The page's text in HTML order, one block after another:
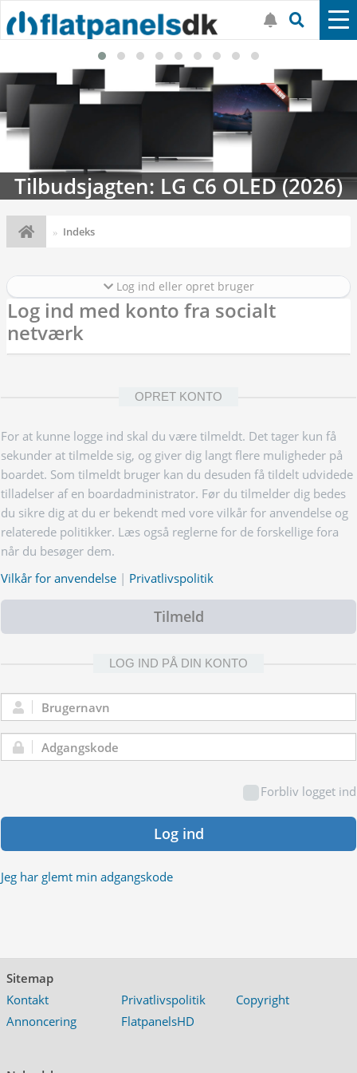
Tilbudsjagten: LG C6 OLED (2026)
Indeks
Log ind eller opret bruger
Log ind med konto fra socialt
netværk
OPRET KONTO
For at kunne logge ind skal du være tilmeldt. Det tager kun få
sekunder at tilmelde sig, og giver dig langt flere muligheder på
boardet. Som tilmeldt bruger kan du desuden få tildelt udvidede
tilladelser af en boardadministrator. Før du tilmelder dig bedes
du sikre dig at du er bekendt med vore vilkår for anvendelse og
relaterede politikker. Læs også reglerne for de forskellige fora
når du besøger dem.
Vilkår for anvendelse | Privatlivspolitik
Tilmeld
LOG IND PÅ DIN KONTO
Brugernavn:
Adgangskode:
Forbliv logget ind
Log ind
Jeg har glemt min adgangskode
Sitemap
Kontakt
Privatlivspolitik
Copyright
Annoncering
FlatpanelsHD